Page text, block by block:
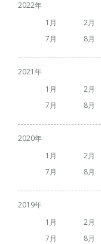
2022
1
2
7
8
2021
1
2
7
8
2020
1
2
7
8
2019
1
2
7
8